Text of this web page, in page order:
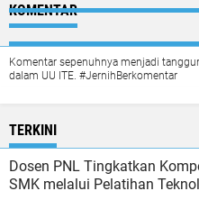
KOMENTAR
Komentar sepenuhnya menjadi
dalam UU ITE. #JernihBerkomentar
TERKINI
Dosen PNL Tingkatkan
SMK melalui Pelatihan